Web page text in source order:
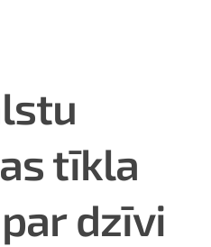
tīkla
dzīvi